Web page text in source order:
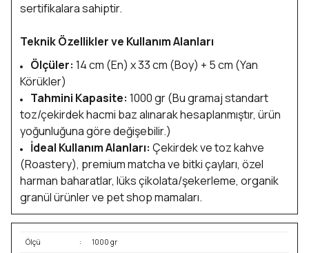
sertifikalara sahiptir.
Teknik Özellikler ve Kullanım Alanları
Ölçüler: 14 cm (En) x 33 cm (Boy) + 5 cm (Yan
Körükler)
Tahmini Kapasite: 1000 gr (Bu gramaj standart
toz/çekirdek hacmi baz alınarak hesaplanmıştır, ürün
yoğunluğuna göre değişebilir.)
İdeal Kullanım Alanları: Çekirdek ve toz kahve
(Roastery), premium matcha ve bitki çayları, özel
harman baharatlar, lüks çikolata/şekerleme, organik
granül ürünler ve pet shop mamaları.
Ölçü : 1000 gr